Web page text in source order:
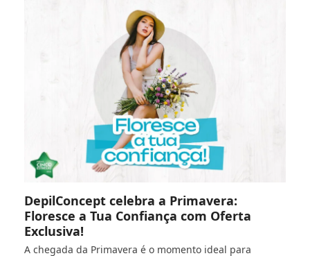
DepilConcept celebra a Primavera:
Floresce a Tua Confiança com Oferta
Exclusiva!
A chegada da Primavera é o momento ideal para